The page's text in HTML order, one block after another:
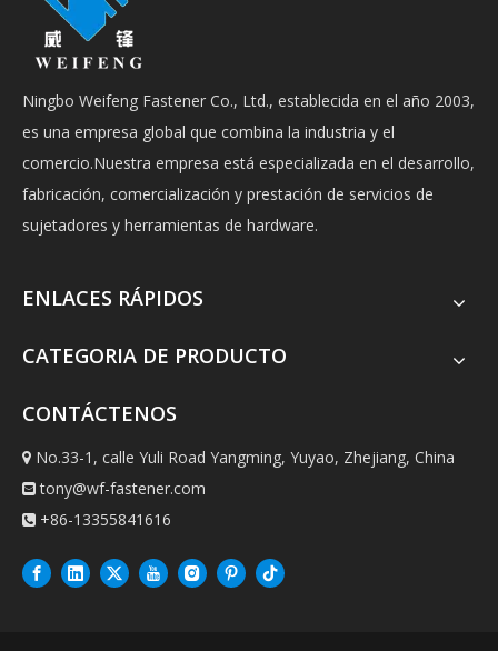
Ningbo Weifeng Fastener Co., Ltd., establecida en el año 2003,
es una empresa global que combina la industria y el
comercio.Nuestra empresa está especializada en el desarrollo,
fabricación, comercialización y prestación de servicios de
sujetadores y herramientas de hardware.
ENLACES RÁPIDOS
CATEGORIA DE PRODUCTO
CONTÁCTENOS
 No.33-1, calle Yuli Road Yangming, Yuyao, Zhejiang, China
 tony@wf-fastener.com
 +86-13355841616